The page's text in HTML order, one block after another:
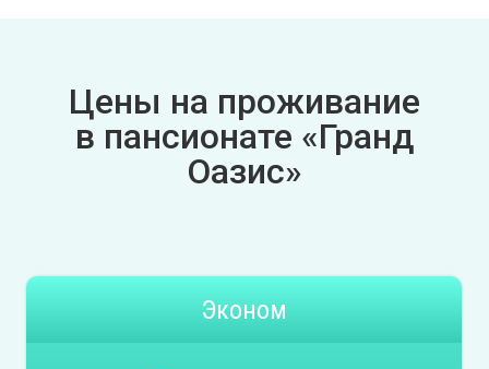
Цены на проживание
в пансионате «Гранд
Оазис»
Эконом